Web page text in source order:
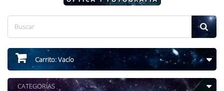
Carrito:Vacío
CATEGORÍAS